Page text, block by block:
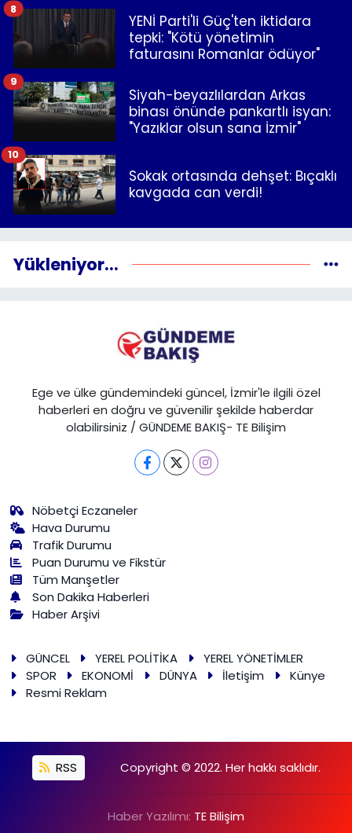
YENİ Parti'li Güç'ten iktidara
tepki: "Kötü yönetimin
faturasını Romanlar ödüyor"
8
Siyah-beyazlılardan Arkas
binası önünde pankartlı isyan:
"Yazıklar olsun sana İzmir"
9
Sokak ortasında dehşet: Bıçaklı
kavgada can verdi!
10
Yükleniyor...
Ege ve ülke gündemindeki güncel, İzmir'le ilgili özel
haberleri en doğru ve güvenilir şekilde haberdar
olabilirsiniz / GÜNDEME BAKIŞ- TE Bilişim
Nöbetçi Eczaneler
Hava Durumu
Trafik Durumu
Puan Durumu ve Fikstür
Tüm Manşetler
Son Dakika Haberleri
Haber Arşivi
GÜNCEL YEREL POLİTİKA
YEREL YÖNETİMLER
SPOR
EKONOMİ DÜNYA İletişim
Künye
Resmi Reklam
RSS Copyright © 2022. Her hakkı saklıdır.
Haber Yazılımı: TE Bilişim